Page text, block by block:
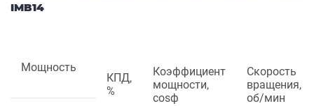
IMB14
Мощность
КПД,
%
Коэффициент
мощности,
cosф
Скорость
вращения,
об/мин